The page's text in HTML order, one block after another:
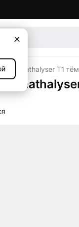
Breathalyser T1